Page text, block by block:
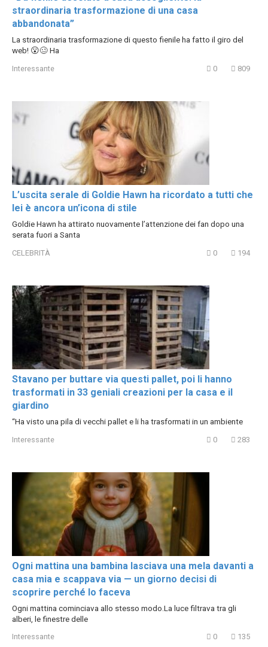
straordinaria trasformazione di una casa
abbandonata”
La straordinaria trasformazione di questo fienile ha fatto il giro del
web! 😮🥴 Ha
Interessante 0 809
L’uscita serale di Goldie Hawn ha ricordato a tutti che
lei è ancora un’icona di stile
Goldie Hawn ha attirato nuovamente l’attenzione dei fan dopo una
serata fuori a Santa
CELEBRITÀ 0 194
Stavano per buttare via questi pallet, poi li hanno
trasformati in 33 geniali creazioni per la casa e il
giardino
“Ha visto una pila di vecchi pallet e li ha trasformati in un ambiente
Interessante 0 283
Ogni mattina una bambina lasciava una mela davanti a
casa mia e scappava via — un giorno decisi di
scoprire perché lo faceva
Ogni mattina cominciava allo stesso modo.La luce filtrava tra gli
alberi, le finestre delle
Interessante 0 135